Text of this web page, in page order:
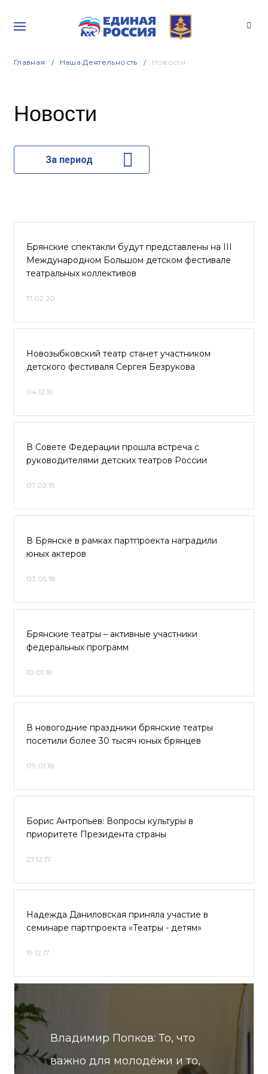
Главная Наша Деятельность Новости
Новости
За период
Брянские спектакли будут представлены на III
Международном Большом детском фестивале
театральных коллективов
17.02.20
Новозыбковский театр станет участником
детского фестиваля Сергея Безрукова
04.12.19
В Совете Федерации прошла встреча с
руководителями детских театров России
07.02.19
В Брянске в рамках партпроекта наградили
юных актеров
03.05.18
Брянские театры – активные участники
федеральных программ
10.01.18
В новогодние праздники брянские театры
посетили более 30 тысяч юных брянцев
09.01.18
Борис Антропьев: Вопросы культуры в
приоритете Президента страны
27.12.17
Надежда Даниловская приняла участие в
семинаре партпроекта «Театры - детям»
19.12.17
Владимир Попков: То, что
важно для молодёжи и то,